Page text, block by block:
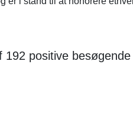
positive besøgende